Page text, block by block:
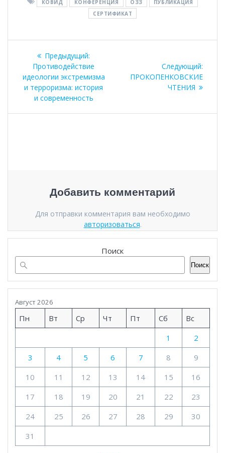
КОВИД КОНФЕРЕНЦИЯ ОЗЗ
ПУБЛИКАЦИЯ
СЕРТИФИКАТ
Навигация
по
записям
Предыдущий:
запись:
Противодействие
идеологии экстремизма
и терроризма: история
и современность
Следующий:
ПРОКОПЕНКОВСКИЕ
ЧТЕНИЯ
Добавить комментарий
Для отправки комментария вам необходимо
авторизоваться.
Поиск
Поиск
Август 2026
Пн Вт Ср Чт Пт Сб
Вс
1
2
3
4 5 6 7 8
9
10
11 12 13 14 15
16
17
18 19 20 21 22
23
24
25 26 27 28 29
30
31